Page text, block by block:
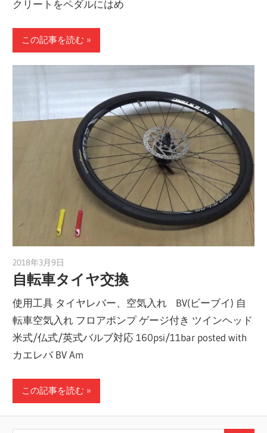
クリートをペダルにはめ
この記事を読む
2018年3月9日
自転車タイヤ交換
使用工具 タイヤレバー、空気入れ BV(ビーブイ) 自
転車空気入れ フロアポンプ ゲージ付き ツインヘッド
米式/仏式/英式バルブ対応 160psi/11bar posted with
カエレバ BV Am
この記事を読む